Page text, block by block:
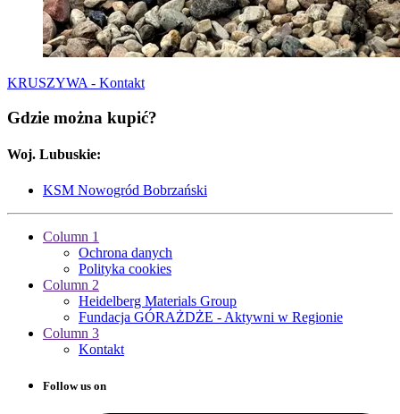
KRUSZYWA - Kontakt
Gdzie można kupić?
Woj. Lubuskie:
KSM Nowogród Bobrzański
Column 1
Ochrona danych
Polityka cookies
Column 2
Heidelberg Materials Group
Fundacja GÓRAŻDŻE - Aktywni w Regionie
Column 3
Kontakt
Follow us on